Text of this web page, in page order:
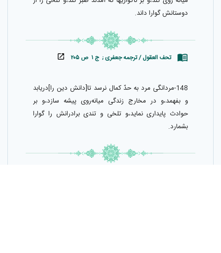
دوستانش گوارا داند.
تحف العقول / ترجمه جعفری ; ج ۱ ص ۲۰۵
148-مردانگى مرد به حدّ كمال نرسد تا[دانش دين را]دريابد
و بفهمد،و در مخارج زندگى ميانه‌روى پيشه سازد،و بر
حوادث پايدارى نمايد،و تلخى و تندى برادرانش را گوارا
بشمارد.